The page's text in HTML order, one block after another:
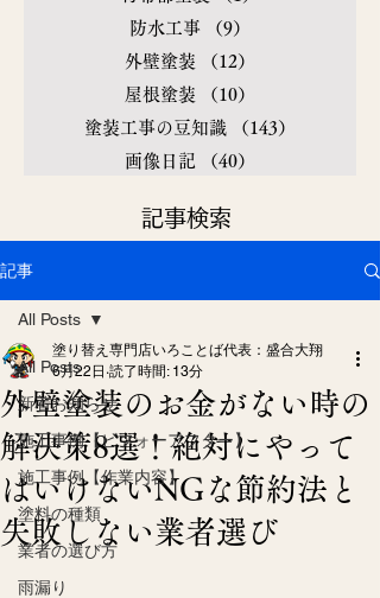
防水工事
（9）
外壁塗装
（12）
屋根塗装
（10）
塗装工事の豆知識
（143）
画像日記
（40）
​記事検索
記事
All Posts
新着お知らせ
施工事例【ビフォーアフター】
施工事例【作業内容】
塗料の種類
業者の選び方
雨漏り
All Posts
外壁塗装のお金がない時の
解決策8選！絶対にやって
はいけないNGな節約法と
失敗しない業者選び
塗り替え専門店いろことば代表：盛合大翔
6月22日 読了時間: 13分